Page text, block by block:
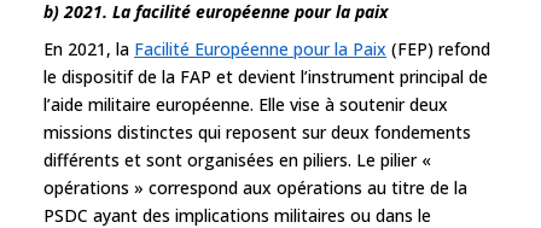
b) 2021. La facilité européenne pour la paix
En 2021, la Facilité Européenne pour la Paix (FEP) refond
le dispositif de la FAP et devient l’instrument principal de
l’aide militaire européenne. Elle vise à soutenir deux
missions distinctes qui reposent sur deux fondements
différents et sont organisées en piliers. Le pilier «
opérations » correspond aux opérations au titre de la
PSDC ayant des implications militaires ou dans le